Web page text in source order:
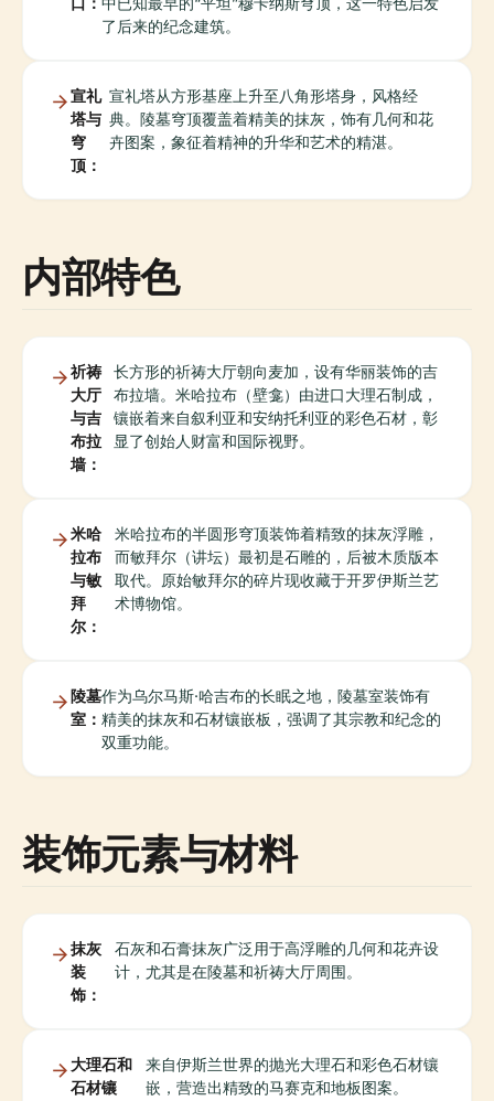
了后来的纪念建筑。
宣礼
塔与
穹
顶：
宣礼塔从方形基座上升至八角形塔身，风格经
典。陵墓穹顶覆盖着精美的抹灰，饰有几何和花
卉图案，象征着精神的升华和艺术的精湛。
内部特色
祈祷
大厅
与吉
布拉
墙：
长方形的祈祷大厅朝向麦加，设有华丽装饰的吉
布拉墙。米哈拉布（壁龛）由进口大理石制成，
镶嵌着来自叙利亚和安纳托利亚的彩色石材，彰
显了创始人财富和国际视野。
米哈
拉布
与敏
拜
尔：
米哈拉布的半圆形穹顶装饰着精致的抹灰浮雕，
而敏拜尔（讲坛）最初是石雕的，后被木质版本
取代。原始敏拜尔的碎片现收藏于开罗伊斯兰艺
术博物馆。
陵墓
室：
作为乌尔马斯·哈吉布的长眠之地，陵墓室装饰有
精美的抹灰和石材镶嵌板，强调了其宗教和纪念的
双重功能。
装饰元素与材料
抹灰
装
饰：
石灰和石膏抹灰广泛用于高浮雕的几何和花卉设
计，尤其是在陵墓和祈祷大厅周围。
大理石和
石材镶
来自伊斯兰世界的抛光大理石和彩色石材镶
嵌，营造出精致的马赛克和地板图案。